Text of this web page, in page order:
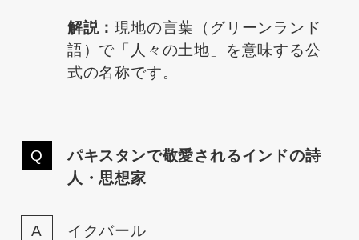
解説：現地の言葉（グリーンランド
語）で「人々の土地」を意味する公
式の名称です。
パキスタンで敬愛されるインドの詩
人・思想家
イクバール